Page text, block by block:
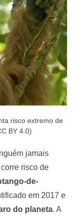
risco extremo de
BY 4.0)
jamais
risco de
de-
em 2017 e
do planeta. A